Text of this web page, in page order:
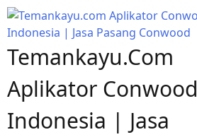
Skip
to
content
Temankayu.com
Aplikator Conwood
Indonesia | Jasa